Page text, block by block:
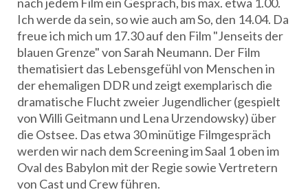
Ich werde da sein, so wie auch am So, den 14.04. Da
freue ich mich um 17.30 auf den Film "Jenseits der
blauen Grenze" von Sarah Neumann. Der Film
thematisiert das Lebensgefühl von Menschen in
der ehemaligen DDR und zeigt exemplarisch die
dramatische Flucht zweier Jugendlicher (gespielt
von Willi Geitmann und Lena Urzendowsky) über
die Ostsee. Das etwa 30 minütige Filmgespräch
werden wir nach dem Screening im Saal 1 oben im
Oval des Babylon mit der Regie sowie Vertretern
von Cast und Crew führen.